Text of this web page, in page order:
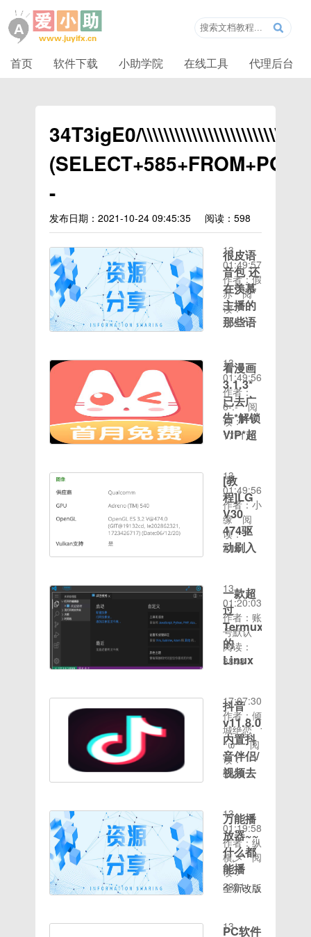
首页 软件下载 小助学院 在线工具 代理后台
34T3igE0/
-
发布日期：2021-10-24 09:45:35 阅读：598
很皮语
音包 还
在羡慕
主播的
那些语
全新改版
免搜索快
速直达下
载好软分
享贴来啦
【软件名
称】很皮
【软件版
本】
2.4.7【软
件大小】
43.33【图
文介绍】
包上架！
刺激战场
语音包微
信伪音
QQ扩列
~ 哥哥哥
听好吗？
晚上好呀
小宝贝~
小哥哥能
对我说一
句么么哒
营长你的
意大利炮
呢？ 很
皮语音
包，点一
下玩一
过的全新
时间：
2020-08-
13
01:49:57
作者：假
赤
阅
读：
1533
看漫画
3.1.3*
已去广
告*解锁
VIP*超
一款超棒
的漫画
app 超多
漫画资源
【软件名
件版
本】：
3.1.2【软
件语
言】：中
文【软件
试系
统】：小
米【使用
说明】：
一款优质
的漫画软
超多的漫
画资源，
而且漫画
的种类非
常多，可
以自由选
择你想看
软件还会
13
01:49:56
作者：
6-.-
阅
读：
1771
[教
程]LG
V30
474驱
动刷入
如何在
LGV30官
方9安全
体验到
474驱动
首先在
Adreno_Vulkan-
v4.0驱动
程序
（好像是
这么
Adreno_OpenGL-
V@474.0_Vulkan-
1.1.128_sd835_（
驱动）然
后直接开
机。（为
及时做好
13
01:49:56
作者：小
缘
阅
读：
2191
一款超
过
Termux
的
Linux
防窥线
【软件名
称】
AidLearning【软
件版本】
中文【软
件大小】
8.00M安
装full可
以使用新
版的桌
一些新的
13
01:20:03
作者：账
号默认
阅读：
3848
抖音
v11.8.0_
内置抖
音伴侣/
视频去
【软件名
称】 抖
音短视频
【软件版
本】
11.8.0【软
件大小】
否
时间：
17:07:30
作者：倾
城绝恋
^ω^
阅
读：
5331
万能播
放器~~
什么都
能播
全新改版
载好软分
13
01:19:58
作者：纵
横乄
阅
读：
2391
PC软件
时间：
13